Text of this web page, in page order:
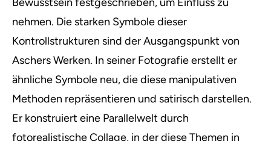
nehmen. Die starken Symbole dieser
Kontrollstrukturen sind der Ausgangspunkt von
Aschers Werken. In seiner Fotografie erstellt er
ähnliche Symbole neu, die diese manipulativen
Methoden repräsentieren und satirisch darstellen.
Er konstruiert eine Parallelwelt durch
fotorealistische Collage, in der diese Themen in